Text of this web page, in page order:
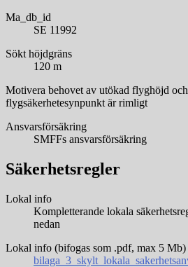
Ma_db_id
SE 11992
Sökt höjdgräns
120 m
Motivera behovet av utökad flyghöjd
flygsäkerhetesynpunkt är rimligt
Ansvarsförsäkring
SMFFs ansvarsförsäkring
Säkerhetsregler
Lokal info
Kompletterande lokala
nedan
Lokal info (bifogas som .pdf, max 5 Mb)